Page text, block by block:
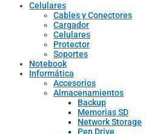
Celulares
Cables y Conectores
Cargador
Celulares
Protector
Soportes
Notebook
Informática
Accesorios
Almacenamientos
Backup
Memorias SD
Network Storage
Pen Drive